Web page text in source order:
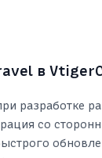
в
разработке
со